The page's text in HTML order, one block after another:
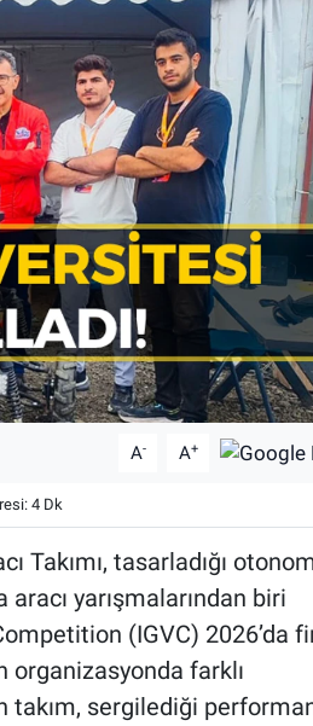
A- A+
4 Dk
Takımı, tasarladığı
yarışmalarından biri
(IGVC) 2026’da
organizasyonda farklı
sergilediği